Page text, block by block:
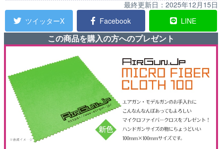
最終更新日： 2025年12月15日
ツイッターX
Facebook LINE
この商品を購入の方へのプレゼント